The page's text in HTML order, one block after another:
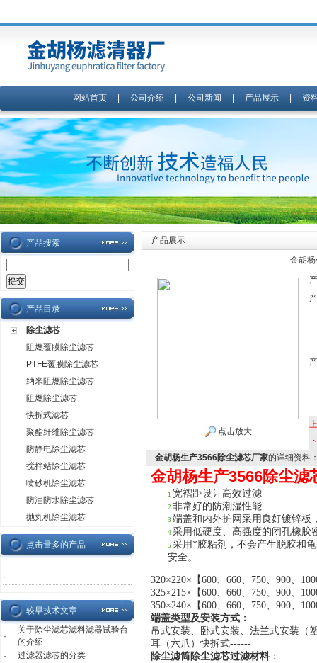
网站首页| 公司介绍 公司新闻 产品展示| 资
产品搜索
产品目录
除尘滤芯
阻燃覆膜除尘滤芯
PTFE覆膜除尘滤芯
纳米阻燃除尘滤芯
阻燃除尘滤芯
快拆式滤芯
聚酯纤维除尘滤芯
防静电除尘滤芯
搅拌站除尘滤芯
喷砂机除尘滤芯
防油防水除尘滤芯
抛丸机除尘滤芯
点击量多的产品
·
较早技术文章
·
关于除尘滤芯滤料滤器试验台
的介绍
·
过滤器滤芯的分类
产品展示
金胡
点击放大
金胡杨生产3566除尘滤芯厂家的详细资料
金胡杨生产3566除尘滤
1 宽褶距设计高效过滤
2 非常好的防潮湿性能
3 端盖和内外护网采用良好镀锌板
4 采用低硬度、高强度的闭孔橡胶
5 采用*胶粘剂，不会产生脱胶和
安全。
320×220× 【600、 660、 750、 900、
325×215× 【600、 660、 750、 900、
350×240× 【600、 660、 750、 900、
端盖类型及安装方式：
吊式安装、卧式安装、法兰式安装（
耳（六爪）快拆式------
除尘滤筒除尘滤芯过滤材料 ：